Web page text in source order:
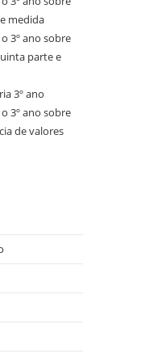
medida
3º ano sobre
parte e
3º ano
3º ano sobre
de valores